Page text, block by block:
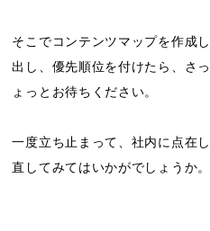
そこでコンテンツマップを作成
出し、優先順位を付けたら、さ
ょっとお待ちください。
一度立ち止まって、社内に点在
直してみてはいかがでしょうか。